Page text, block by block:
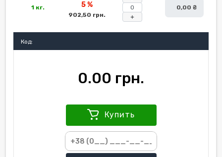
1 кг. 5 %
902,50 грн. +
0,00 ₴
Код:
0.00 грн.
Купить